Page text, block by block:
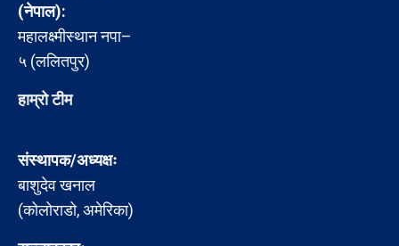
(नेपाल):
महालक्ष्मीस्थान नपा–
५ (ललितपुर)
हाम्रो टीम
संस्थापक/अध्यक्षः
बाशुदेव खनाल
(कोलोराडो, अमेरिका)